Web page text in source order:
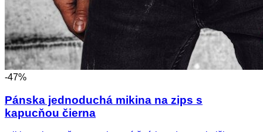
-47%
Pánska jednoduchá mikina na zips s
kapucňou čierna